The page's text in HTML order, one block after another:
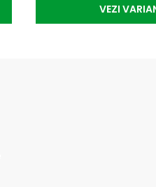
VEZI